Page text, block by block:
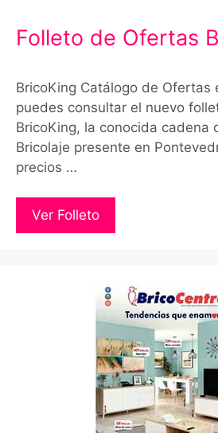
Folleto de Ofertas
BricoKing Catálogo de Ofertas
puedes consultar el nuevo
BricoKing, la conocida cadena
Bricolaje presente en
precios …
Ver Folleto